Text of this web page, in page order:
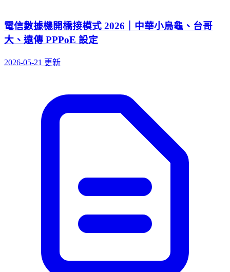
電信數據機開橋接模式 2026｜中華小烏龜、台哥
大、遠傳 PPPoE 設定
2026-05-21 更新